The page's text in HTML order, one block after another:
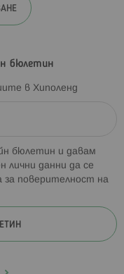
бюлетин
в Хиполенд
бюлетин и давам
лични данни да се
за поверителност на